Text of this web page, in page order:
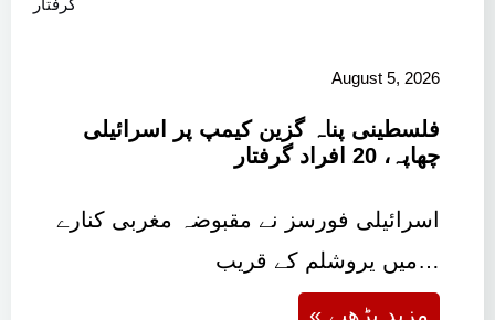
August 5, 2026
فلسطینی پناہ گزین کیمپ پر اسرائیلی
چھاپہ، 20 افراد گرفتار
اسرائیلی فورسز نے مقبوضہ مغربی کنارے
میں یروشلم کے قریب…
« مزید پڑھیے